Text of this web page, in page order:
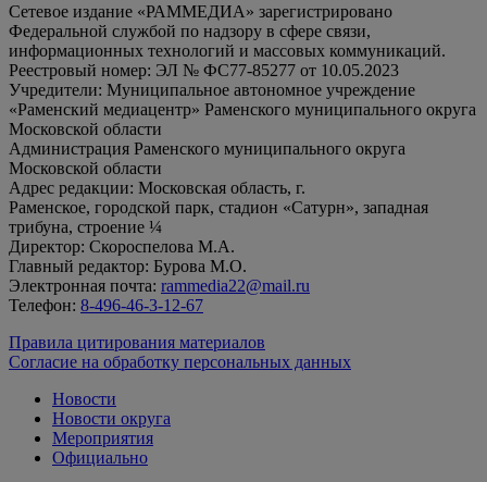
Сетевое издание «РАММЕДИА» зарегистрировано
Федеральной службой по надзору в сфере связи,
информационных технологий и массовых коммуникаций.
Реестровый номер: ЭЛ № ФС77-85277 от 10.05.2023
Учредители: Муниципальное автономное учреждение
«Раменский медиацентр» Раменского муниципального округа
Московской области
Администрация Раменского муниципального округа
Московской области
Адрес редакции: Московская область, г.
Раменское, городской парк, стадион «Сатурн», западная
трибуна, строение ¼
Директор: Скороспелова М.А.
Главный редактор: Бурова М.О.
Электронная почта: rammedia22@mail.ru
Телефон: 8-496-46-3-12-67
Правила цитирования материалов
Согласие на обработку персональных данных
Новости
Новости округа
Мероприятия
Официально